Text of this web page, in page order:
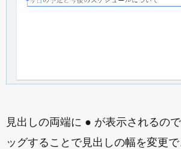
見出しの両端に ● が表示されるの
ッグすることで見出しの幅を変更で